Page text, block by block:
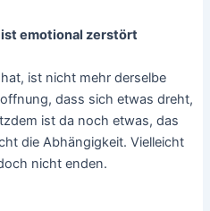
emotional zerstört
ist nicht mehr derselbe
dass sich etwas dreht,
ist da noch etwas, das
die Abhängigkeit. Vielleicht
nicht enden.